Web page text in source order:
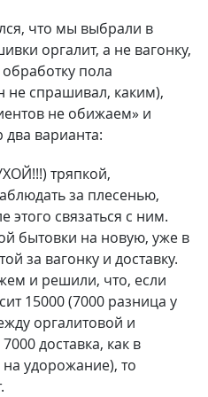
что мы выбрали в
оргалит, а не вагонку,
пола
не спрашивал, каким),
не обижаем» и
варианта:
тряпкой,
за плесенью,
этого связаться с ним.
бытовки на новую, уже в
за вагонку и доставку.
и решили, что, если
15000 (7000 разница у
оргалитовой и
доставка, как в
удорожание), то